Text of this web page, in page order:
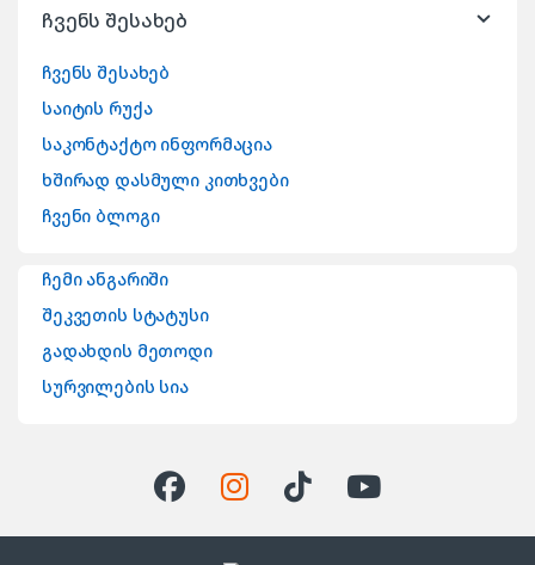
ჩვენს შესახებ
ჩვენს შესახებ
საიტის რუქა
საკონტაქტო ინფორმაცია
ხშირად დასმული კითხვები
ჩვენი ბლოგი
ჩემი ანგარიში
შეკვეთის სტატუსი
გადახდის მეთოდი
სურვილების სია